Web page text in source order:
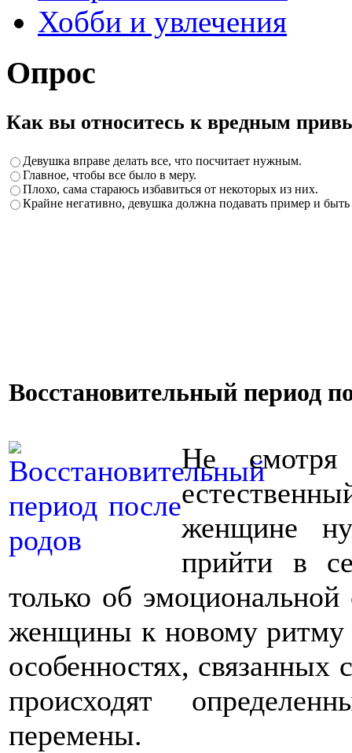
Хобби и увлечения
Опрос
Как вы относитесь к вредным
Девушка вправе делать все, что посчитает нужным.
Главное, чтобы все было в меру.
Плохо, сама стараюсь избавиться от некоторых из них.
Крайне негативно, девушка должна подавать пример и
Восстановительный период
Не
женщине
прийти в
только об
женщины к новому ритму
особенностях,
происходят
перемены.